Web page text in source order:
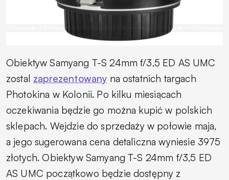
Obiektyw Samyang T-S 24mm f/3,5 ED AS UMC
zostal zaprezentowany na ostatnich targach
Photokina w Kolonii. Po kilku miesiącach
oczekiwania będzie go można kupić w polskich
sklepach. Wejdzie do sprzedaży w połowie maja,
a jego sugerowana cena detaliczna wyniesie 3975
złotych. Obiektyw Samyang T-S 24mm f/3,5 ED
AS UMC początkowo będzie dostępny z